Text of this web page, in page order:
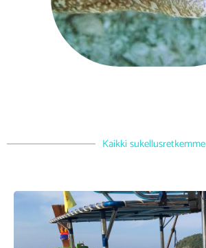
Kaikki sukellusretkemme